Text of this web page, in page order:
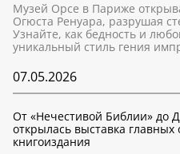
Музей Орсе в Париже
Огюста Ренуара, разрушая
Узнайте, как бедность и
уникальный стиль гения
07.05.2026
От «Нечестивой Библии» до
открылась выставка главных
книгоиздания